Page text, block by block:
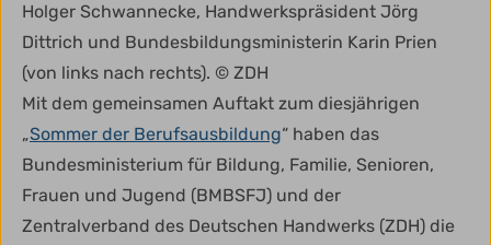
Holger Schwannecke, Handwerkspräsident Jörg
Dittrich und Bundesbildungsministerin Karin Prien
(von links nach rechts). © ZDH
Mit dem gemeinsamen Auftakt zum diesjährigen
„Sommer der Berufsausbildung“ haben das
Bundesministerium für Bildung, Familie, Senioren,
Frauen und Jugend (BMBSFJ) und der
Zentralverband des Deutschen Handwerks (ZDH) die